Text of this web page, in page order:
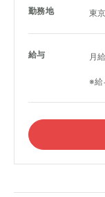
勤務地 東
給与 月
※給